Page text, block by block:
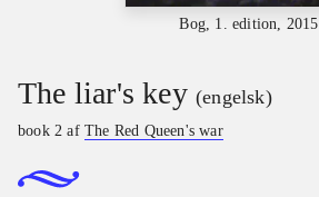
Bog, 1. edition, 2015
The liar's key (engelsk)
book 2 afThe Red Queen's war